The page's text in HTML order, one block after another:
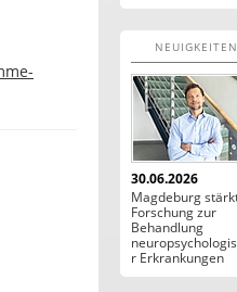
NEUIGKEITEN
30.06.2026
Magdeburg
Forschung zur
Behandlung
r Erkrankungen